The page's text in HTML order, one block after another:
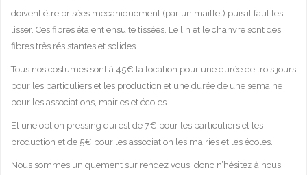
doivent être brisées mécaniquement (par un maillet) puis il faut les
lisser. Ces fibres étaient ensuite tissées. Le lin et le chanvre sont des
fibres très résistantes et solides.
Tous nos costumes sont à 45€ la location pour une durée de trois jours
pour les particuliers et les production et une durée de une semaine
pour les associations, mairies et écoles.
Et une option pressing qui est de 7€ pour les particuliers et les
production et de 5€ pour les association les mairies et les écoles.
Nous sommes uniquement sur rendez vous, donc n’hésitez à nous